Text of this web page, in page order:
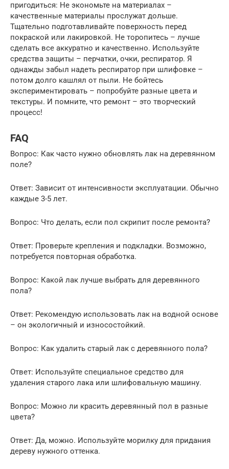
пригодиться: Не экономьте на материалах –
качественные материалы прослужат дольше.
Тщательно подготавливайте поверхность перед
покраской или лакировкой. Не торопитесь – лучше
сделать все аккуратно и качественно. Используйте
средства защиты – перчатки, очки, респиратор. Я
однажды забыл надеть респиратор при шлифовке –
потом долго кашлял от пыли. Не бойтесь
экспериментировать – попробуйте разные цвета и
текстуры. И помните, что ремонт – это творческий
процесс!
FAQ
Вопрос: Как часто нужно обновлять лак на деревянном
поле?
Ответ: Зависит от интенсивности эксплуатации. Обычно
каждые 3-5 лет.
Вопрос: Что делать, если пол скрипит после ремонта?
Ответ: Проверьте крепления и подкладки. Возможно,
потребуется повторная обработка.
Вопрос: Какой лак лучше выбрать для деревянного
пола?
Ответ: Рекомендую использовать лак на водной основе
– он экологичный и износостойкий.
Вопрос: Как удалить старый лак с деревянного пола?
Ответ: Используйте специальное средство для
удаления старого лака или шлифовальную машину.
Вопрос: Можно ли красить деревянный пол в разные
цвета?
Ответ: Да, можно. Используйте морилку для придания
дереву нужного оттенка.